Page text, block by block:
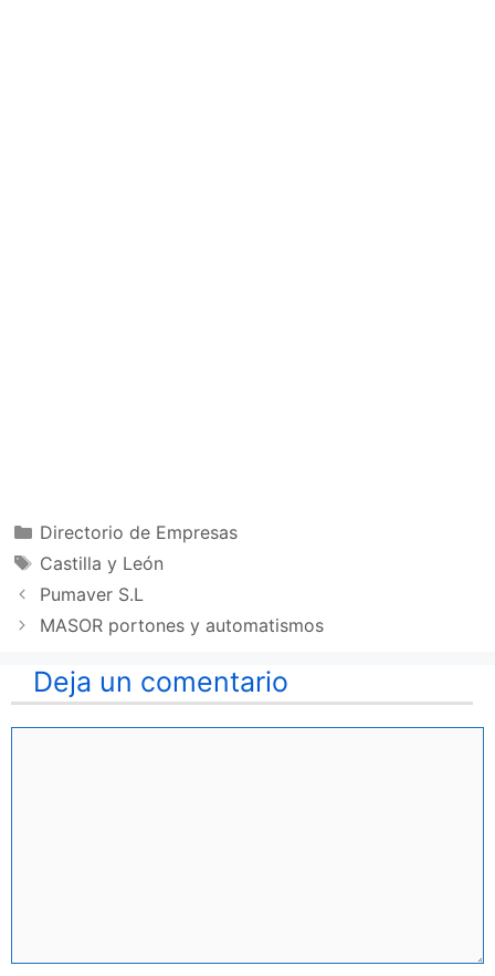
Categorías
Directorio de Empresas
Etiquetas
Castilla y León
Pumaver S.L
MASOR portones y automatismos
Deja un comentario